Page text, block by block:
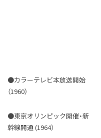
●カラーテレビ本放送開始
（1960）
●東京オリンピック開催・新
幹線開通 (1964）